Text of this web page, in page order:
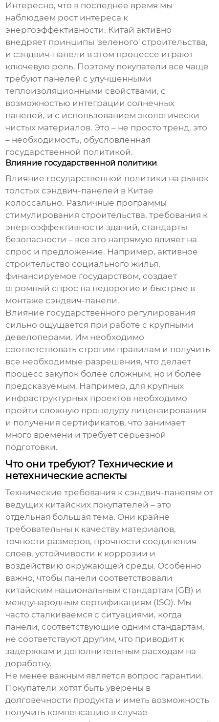
Интересно, что в последнее время мы
наблюдаем рост интереса к
энергоэффективности. Китай активно
внедряет принципы 'зеленого' строительства,
и сэндвич-панели в этом процессе играют
ключевую роль. Поэтому покупатели все чаще
требуют панелей с улучшенными
теплоизоляционными свойствами, с
возможностью интеграции солнечных
панелей, и с использованием экологически
чистых материалов. Это – не просто тренд, это
– необходимость, обусловленная
государственной политикой.
Влияние государственной политики
Влияние государственной политики на рынок
толстых сэндвич-панелей в Китае
колоссально. Различные программы
стимулирования строительства, требования к
энергоэффективности зданий, стандарты
безопасности – все это напрямую влияет на
спрос и предложение. Например, активное
строительство социального жилья,
финансируемое государством, создает
огромный спрос на недорогие и быстрые в
монтаже сэндвич-панели.
Влияние государственного регулирования
сильно ощущается при работе с крупными
девелоперами. Им необходимо
соответствовать строгим правилам и получить
все необходимые разрешения, что делает
процесс закупок более сложным, но и более
предсказуемым. Например, для крупных
инфраструктурных проектов необходимо
пройти сложную процедуру лицензирования
и получения сертификатов, что занимает
много времени и требует серьезной
подготовки.
Что они требуют? Технические и
нетехнические аспекты
Технические требования к сэндвич-панелям от
ведущих китайских покупателей – это
отдельная большая тема. Они крайне
требовательны к качеству материалов,
точности размеров, прочности соединения
слоев, устойчивости к коррозии и
воздействию окружающей среды. Особенно
важно, чтобы панели соответствовали
китайским национальным стандартам (GB) и
международным сертификациям (ISO). Мы
часто сталкиваемся с ситуациями, когда
панели, соответствующие одним стандартам,
не соответствуют другим, что приводит к
задержкам и дополнительным расходам на
доработку.
Не менее важным является вопрос гарантии.
Покупатели хотят быть уверены в
долговечности продукта и иметь возможность
получить компенсацию в случае